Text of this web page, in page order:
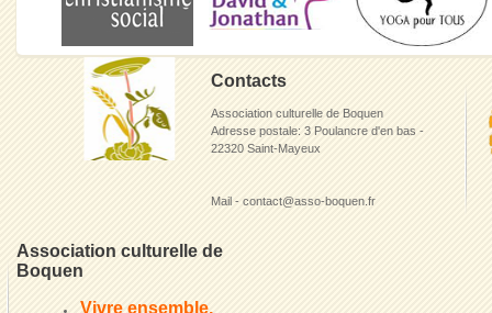
Contacts
Association culturelle de Boquen
Adresse postale: 3 Poulancre d'en bas -
22320 Saint-Mayeux
Mail - contact@asso-boquen.fr
Association culturelle de
Boquen
Vivre ensemble,